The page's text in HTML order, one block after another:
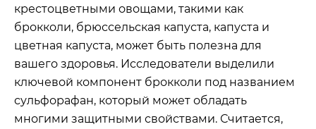
крестоцветными овощами, такими как
брокколи, брюссельская капуста, капуста и
цветная капуста, может быть полезна для
вашего здоровья. Исследователи выделили
ключевой компонент брокколи под названием
сульфорафан, который может обладать
многими защитными свойствами. Считается,